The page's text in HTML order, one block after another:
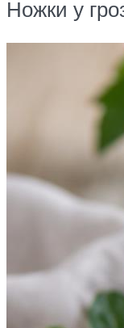
Ножки у